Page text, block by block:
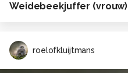
Weidebeekjuffer (vrouw)
roelofkluijtmans